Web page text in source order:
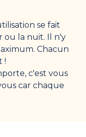
se fait
ou la nuit. Il n'y
Chacun
!
c'est vous
car chaque